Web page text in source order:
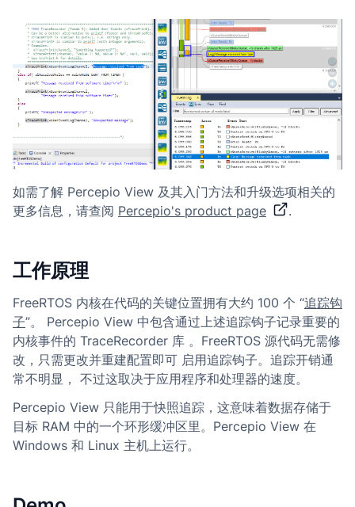
如需了解 Percepio View 及其入门方法和升级选项相关的
更多信息，请查阅 Percepio's product page .
工作原理
FreeRTOS 内核在代码的关键位置拥有大约 100 个 “追踪钩
子”。 Percepio View 中包含通过上述追踪钩子记录重要的
内核事件的 TraceRecorder 库 。FreeRTOS 源代码无需修
改，只需更改并重建配置即可 启用追踪钩子。追踪开销通
常不明显， 不过这取决于应用程序和处理器的速度。
Percepio View 只能用于快照追踪，这意味着数据存储于
目标 RAM 中的一个环形缓冲区里。Percepio View 在
Windows 和 Linux 主机上运行。